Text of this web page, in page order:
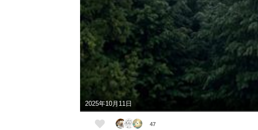
2025年10月11日
47